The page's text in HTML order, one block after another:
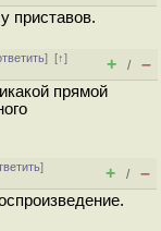
приставов.
][↑]
+ / –
прямой
]
+ / –